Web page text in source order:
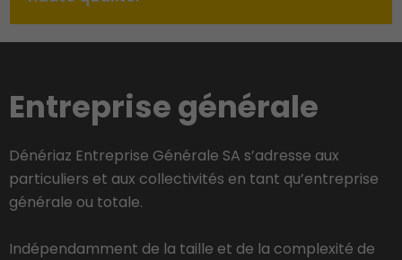
Entreprise générale
Dénériaz Entreprise Générale SA s’adresse aux
particuliers et aux collectivités en tant qu’entreprise
générale ou totale.
Indépendamment de la taille et de la complexité de